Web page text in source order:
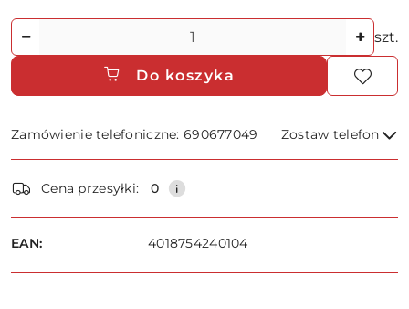
Ilość szt.
Do koszyka
Zamówienie telefoniczne: 690677049 Zostaw telefon
Wyślij
i
dostawa
Cena przesyłki: 0
EAN: 4018754240104